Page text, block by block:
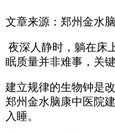
文章来源：郑州金水
夜深人静时，躺在床
眠质量并非难事，关
建立规律的生物钟是
郑州金水脑康中医院
入睡。